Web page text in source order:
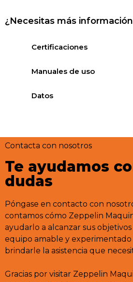
¿Necesitas más
Certificaciones
Manuales de uso
Datos
Contacta con nosotros
Te ayudamos
dudas
Póngase en contacto con
contamos cómo Zeppelin
ayudarlo a alcanzar sus
equipo amable y experimentado
brindarle la asistencia que
Gracias por visitar Zeppelin